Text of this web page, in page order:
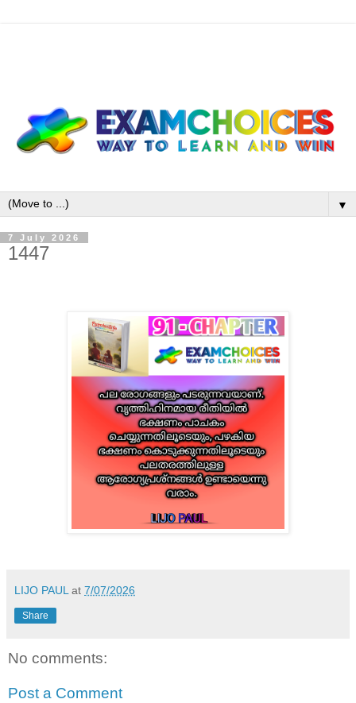
▼
7 July 2026
1447
LIJO PAUL at 7/07/2026
Share
No comments:
Post a Comment